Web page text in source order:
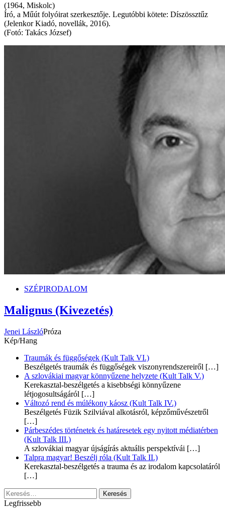
(1964, Miskolc)
Író, a Műút folyóirat szerkesztője. Legutóbbi kötete: Díszössztűz
(Jelenkor Kiadó, novellák, 2016).
(Fotó: Takács József)
SZÉPIRODALOM
Malignus (Kivezetés)
Jenei LászlóPróza
Kép/Hang
Traumák és függőségek (Kult Talk VI.)
Beszélgetés traumák és függőségek viszonyrendszereiről […]
A szlovákiai magyar könnyűzene helyzete (Kult Talk V.)
Kerekasztal-beszélgetés a kisebbségi könnyűzene
létjogosultságáról […]
Változó rend és múlékony káosz (Kult Talk IV.)
Beszélgetés Füzik Szilviával alkotásról, képzőművészetről
[…]
Párbeszédes történetek és határesetek egy nyitott médiatérben
(Kult Talk III.)
A szlovákiai magyar újságírás aktuális perspektívái […]
Talpra magyar! Beszélj róla (Kult Talk II.)
Kerekasztal-beszélgetés a trauma és az irodalom kapcsolatáról
[…]
Keresés:
Legfrissebb